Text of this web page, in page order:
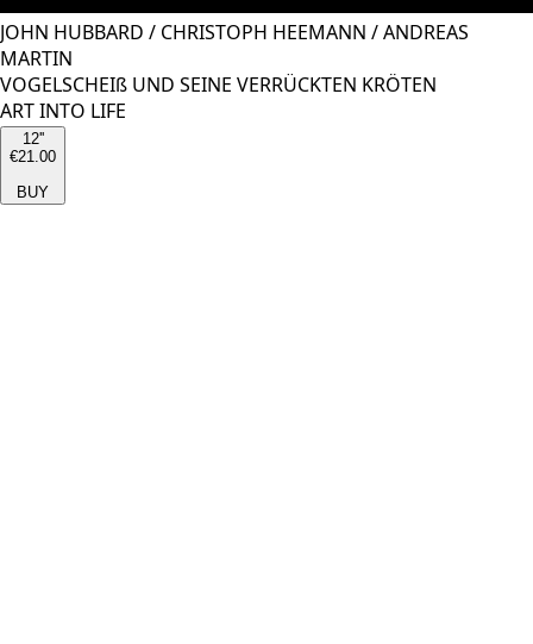
JOHN HUBBARD / CHRISTOPH HEEMANN /ANDREAS
MARTIN
VOGELSCHEIß UND SEINE VERRÜCKTEN KRÖTEN
ART INTO LIFE
12''
€21.00
BUY